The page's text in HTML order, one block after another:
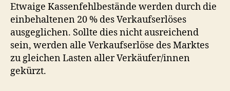
Etwaige Kassenfehlbestände werden durch die
einbehaltenen 20 % des Verkaufserlöses
ausgeglichen. Sollte dies nicht ausreichend
sein, werden alle Verkaufserlöse des Marktes
zu gleichen Lasten aller Verkäufer/innen
gekürzt.